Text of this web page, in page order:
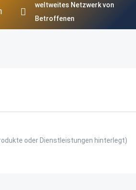
weltweites Netzwerk von
Betroffenen
oder Dienstleistungen hinterlegt)